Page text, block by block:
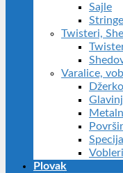
Sajle
Twisteri,
Varalice,
Vobleri
Plovak